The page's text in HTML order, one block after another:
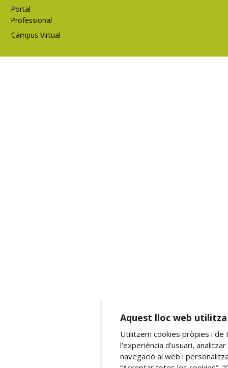
Portal
Professional
Campus Virtual
Aquest lloc web
Utilitzem cookies pròpies i
l'experiència d'usuari,
navegació al web i